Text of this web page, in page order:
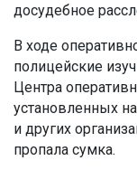
досудебное
В ходе
полицейские
Центра
установленных
и других
пропала сумка.